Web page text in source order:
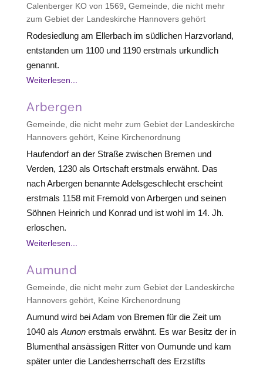
Calenberger KO von 1569 Gemeinde, die nicht mehr
zum Gebiet der Landeskirche Hannovers gehört
Rodesiedlung am Ellerbach im südlichen Harzvorland,
entstanden um 1100 und 1190 erstmals urkundlich
genannt.
Weiterlesen...
Arbergen
Gemeinde, die nicht mehr zum Gebiet der Landeskirche
Hannovers gehört, Keine Kirchenordnung
Haufendorf an der Straße zwischen Bremen und
Verden, 1230 als Ortschaft erstmals erwähnt. Das
nach Arbergen benannte Adelsgeschlecht erscheint
erstmals 1158 mit Fremold von Arbergen und seinen
Söhnen Heinrich und Konrad und ist wohl im 14. Jh.
erloschen.
Weiterlesen...
Aumund
Gemeinde, die nicht mehr zum Gebiet der Landeskirche
Hannovers gehört, Keine Kirchenordnung
Aumund wird bei Adam von Bremen für die Zeit um
1040 als Aunonerstmals erwähnt. Es war Besitz der in
Blumenthal ansässigen Ritter von Oumunde und kam
später unter die Landesherrschaft des Erzstifts